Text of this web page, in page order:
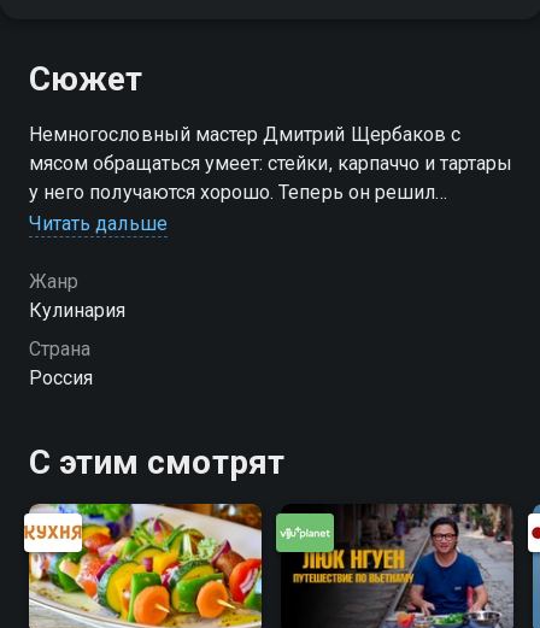
Сюжет
Немногословный мастер Дмитрий Щербаков с
мясом обращаться умеет: стейки, карпаччо и тартары
у него получаются хорошо. Теперь он решил
поразить наше воображение бургерами. И у него
Посмотреть онлайн 1 сезон сериала Бургер вы
можете совершенно бесплатно в хорошем HD
качестве на Смотрёшке
Читать дальше
Жанр
Кулинария
Страна
Россия
С этим смотрят